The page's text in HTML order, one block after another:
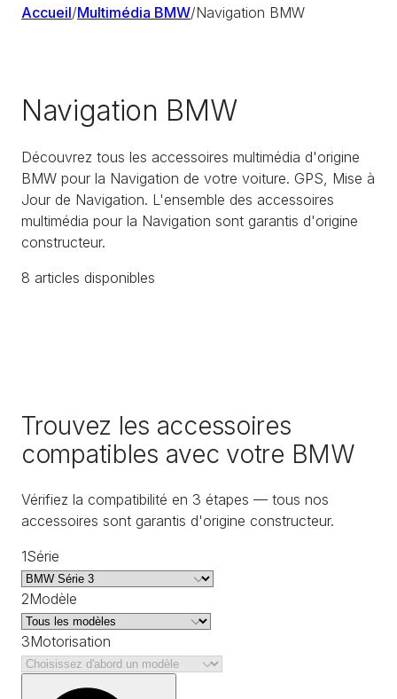
Accueil/Multimédia BMW/Navigation BMW
Navigation BMW
Découvrez tous les accessoires multimédia d'origine
BMW pour la Navigation de votre voiture. GPS, Mise à
Jour de Navigation. L'ensemble des accessoires
multimédia pour la Navigation sont garantis d'origine
constructeur.
8 articles disponibles
Trouvez les accessoires
compatibles avec votre BMW
Vérifiez la compatibilité en 3 étapes — tous nos
accessoires sont garantis d'origine constructeur.
1Série
2Modèle
3Motorisation